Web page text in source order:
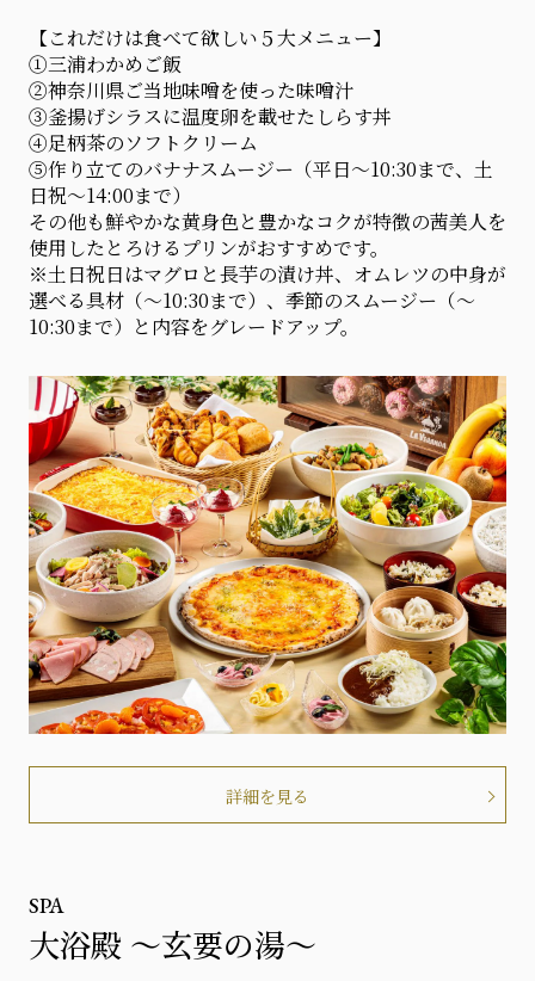
【これだけは食べて欲しい５大メニュー】
①三浦わかめご飯
②神奈川県ご当地味噌を使った味噌汁
③釜揚げシラスに温度卵を載せたしらす丼
④足柄茶のソフトクリーム
⑤作り立てのバナナスムージー（平日～10:30まで、土
日祝～14:00まで）
その他も鮮やかな黄身色と豊かなコクが特徴の茜美人を
使用したとろけるプリンがおすすめです。
※土日祝日はマグロと長芋の漬け丼、オムレツの中身が
選べる具材（～10:30まで）、季節のスムージー（～
10:30まで）と内容をグレードアップ。
詳細を見る
SPA
大浴殿 ～玄要の湯～